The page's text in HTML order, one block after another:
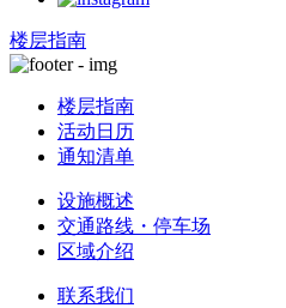
楼层指南
楼层指南
活动日历
通知清单
设施概述
交通路线・停车场
区域介绍
联系我们